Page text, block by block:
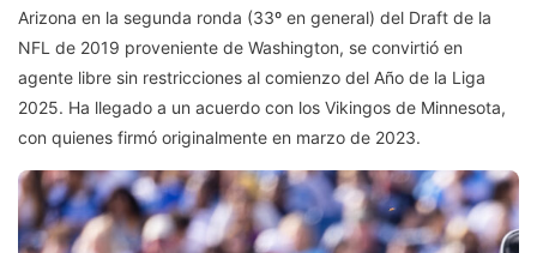
Arizona en la segunda ronda (33º en general) del Draft de la
NFL de 2019 proveniente de Washington, se convirtió en
agente libre sin restricciones al comienzo del Año de la Liga
2025. Ha llegado a un acuerdo con los Vikingos de Minnesota,
con quienes firmó originalmente en marzo de 2023.